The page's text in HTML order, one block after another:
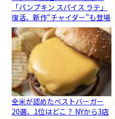
「パンプキン スパイス ラテ」
復活、新作“チャイダー”も登場
全米が認めたベストバーガー
20選、1位はどこ？ NYから3店